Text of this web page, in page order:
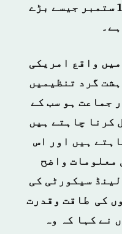
جماعتوں کے ساتھ مل کر 11 ستمبر جیسے بڑے
واقع امریکی
گرد تنظیمیں
جماعت ہو سب کے
کرنا چاہتے ہیں
ہیں اور اس
معلومات واضح
سیکورٹی کی
کی طاقت وقدرت
نے کہا کہ وہ